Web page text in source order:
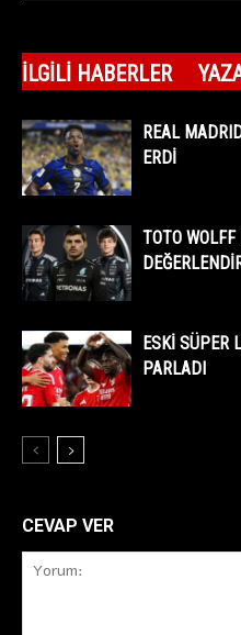
İLGILI HABERLER
REAL
ERDİ
TOTO
ESKİ SÜPER
PARLADI
CEVAP VER